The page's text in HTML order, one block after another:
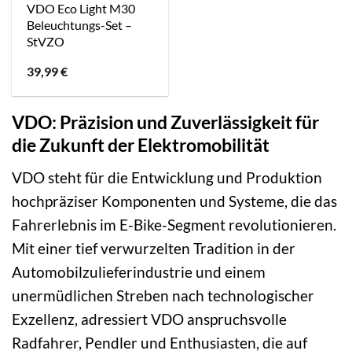
VDO Eco Light M30
Beleuchtungs-Set –
StVZO
39,99€
VDO: Präzision und Zuverlässigkeit für
die Zukunft der Elektromobilität
VDO steht für die Entwicklung und Produktion
hochpräziser Komponenten und Systeme, die das
Fahrerlebnis im E-Bike-Segment revolutionieren.
Mit einer tief verwurzelten Tradition in der
Automobilzulieferindustrie und einem
unermüdlichen Streben nach technologischer
Exzellenz, adressiert VDO anspruchsvolle
Radfahrer, Pendler und Enthusiasten, die auf